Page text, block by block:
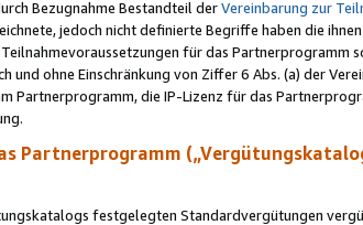
Bezugnahme Bestandteil derVereinbarung zur
jedoch nicht definierte Begriffe haben die
für das Partnerprogramm
ohne Einschränkung von Ziffer 6 Abs. (a) der
Partnerprogramm, die IP-Lizenz für das
Partnerprogramm
festgelegten Standardvergütungen